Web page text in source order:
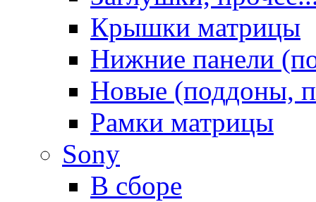
Крышки матрицы
Нижние панели
Новые (поддоны,
Рамки матрицы
Sony
В сборе